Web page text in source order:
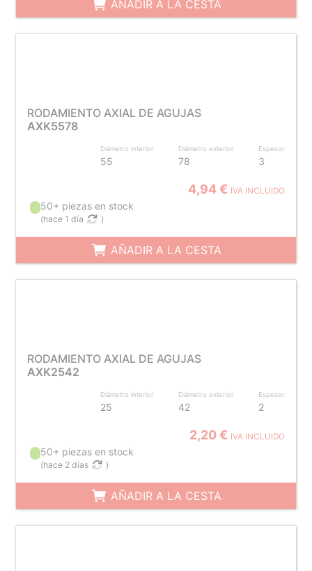
AÑADIR A LA CESTA
RODAMIENTO AXIAL DE AGUJAS
AXK5578
Diámetro interior
55
Diámetro exterior
78
Espesor
3
4,94 € IVA INCLUIDO
50+ piezas en stock
(hace 1 día )
AÑADIR A LA CESTA
RODAMIENTO AXIAL DE AGUJAS
AXK2542
Diámetro interior
25
Diámetro exterior
42
Espesor
2
2,20 € IVA INCLUIDO
50+ piezas en stock
(hace 2 días )
AÑADIR A LA CESTA